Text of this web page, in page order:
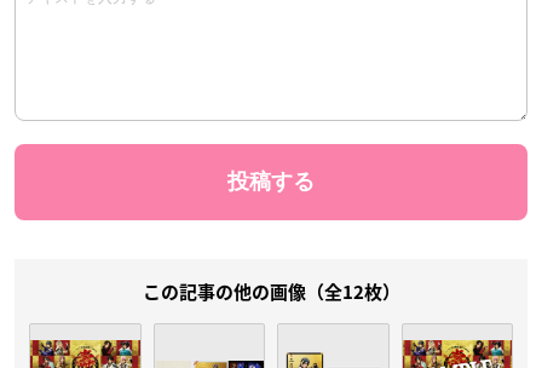
この記事の他の画像（全12枚）